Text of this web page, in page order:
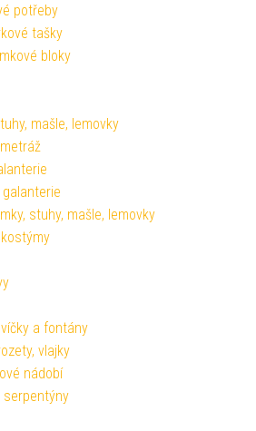
potřeby
tašky
bloky
mašle, lemovky
galanterie
stuhy, mašle, lemovky
a fontány
vlajky
nádobí
serpentýny